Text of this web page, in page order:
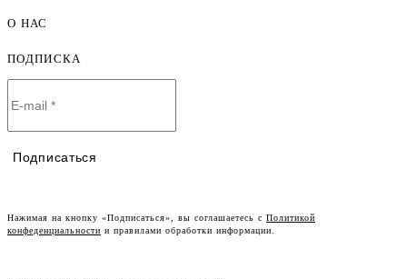
Оплата и доставка
Договор-оферта
Условия сотрудничества
О НАС
Lookbook
Работа в компании
ПОДПИСКА
Подписаться
Нажимая на кнопку «Подписаться», вы соглашаетесь с Политикой
конфеденциальности и правилами обработки информации.